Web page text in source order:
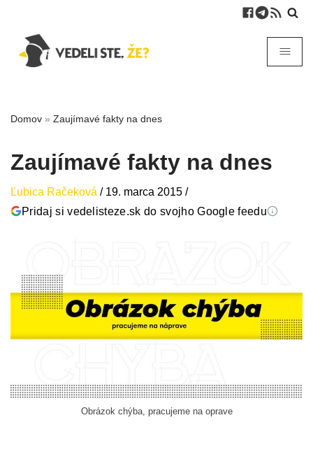
Domov » Zaujímavé fakty na dnes
Zaujímavé fakty na dnes
Ľubica Račeková / 19. marca 2015 /
Pridaj si vedelisteze.sk do svojho Google feedu
Obrázok chýba, pracujeme na oprave